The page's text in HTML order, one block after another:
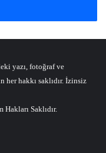
yazı, fotoğraf ve
her hakkı saklıdır. İzinsiz
Hakları Saklıdır.